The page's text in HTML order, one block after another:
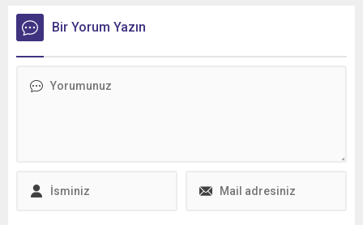
lojistik alanında faaliyet
gösteren Tur Transit
Lojistik’e 50 adet Mercedes-
teslimatı gerçekleştirdi.
Bir Yorum Yazın